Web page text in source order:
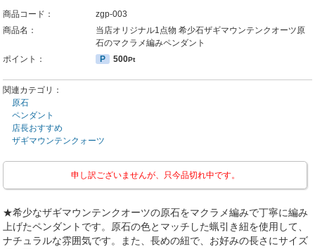
商品コード：
zgp-003
商品名：
当店オリジナル1点物 希少石ザギマウンテンクオーツ原
石のマクラメ編みペンダント
ポイント：
P 500Pt
関連カテゴリ：
原石
ペンダント
店長おすすめ
ザギマウンテンクォーツ
申し訳ございませんが、只今品切れ中です。
★希少なザギマウンテンクオーツの原石をマクラメ編みで丁寧に編み
上げたペンダントです。原石の色とマッチした蝋引き紐を使用して、
ナチュラルな雰囲気です。また、長めの紐で、お好みの長さにサイズ